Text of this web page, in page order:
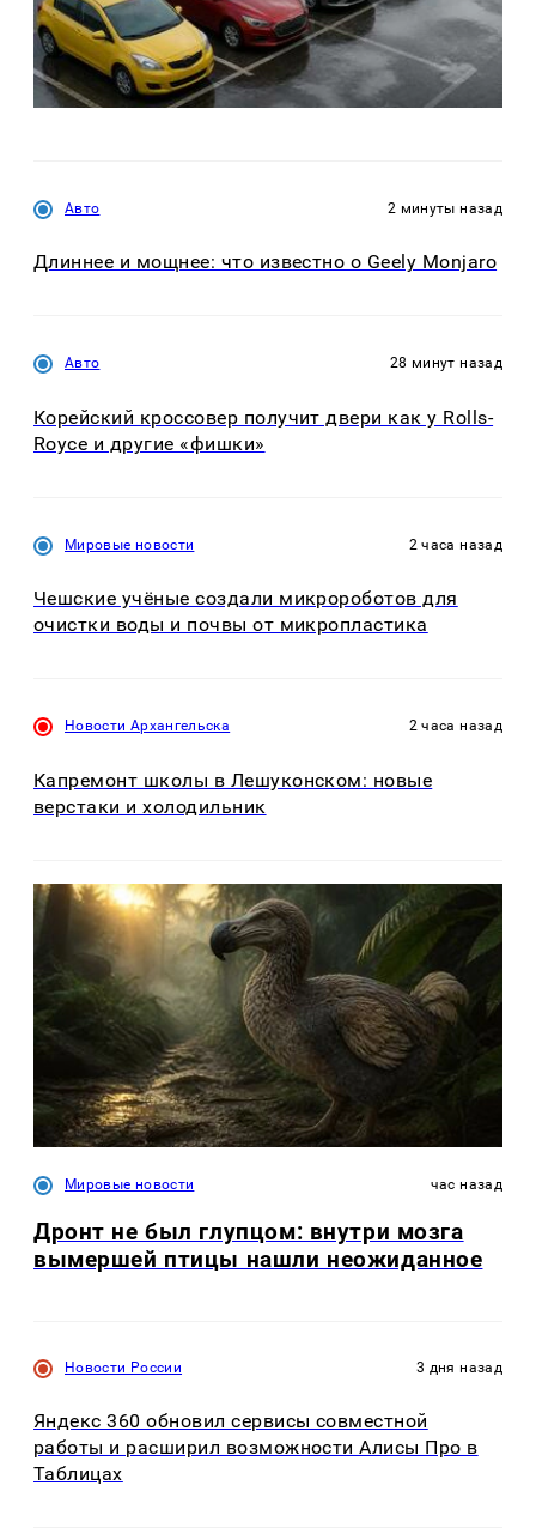
Авто 2 минуты назад
Длиннее и мощнее: что известно о Geely Monjaro
Авто 28 минут назад
Корейский кроссовер получит двери как у Rolls-
Royce и другие «фишки»
Мировые новости 2 часа назад
Чешские учёные создали микророботов для
очистки воды и почвы от микропластика
Новости Архангельска 2 часа назад
Капремонт школы в Лешуконском: новые
верстаки и холодильник
Мировые новости час назад
Дронт не был глупцом: внутри мозга
вымершей птицы нашли неожиданное
Новости России 3 дня назад
Яндекс 360 обновил сервисы совместной
работы и расширил возможности Алисы Про в
Таблицах